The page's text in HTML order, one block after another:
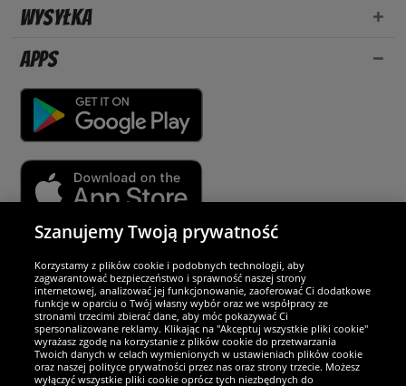
Wysyłka
Apps
Partnerzy i bezpieczeństwo
Jesteśmy wyjątkowi
Szanujemy Twoją prywatność
Korzystamy z plików cookie i podobnych technologii, aby
zagwarantować bezpieczeństwo i sprawność naszej strony
internetowej, analizować jej funkcjonowanie, zaoferować Ci dodatkowe
funkcje w oparciu o Twój własny wybór oraz we współpracy ze
stronami trzecimi zbierać dane, aby móc pokazywać Ci
spersonalizowane reklamy. Klikając na "Akceptuj wszystkie pliki cookie"
wyrażasz zgodę na korzystanie z plików cookie do przetwarzania
Twoich danych w celach wymienionych w ustawieniach plików cookie
oraz naszej polityce prywatności przez nas oraz strony trzecie. Możesz
wyłączyć wszystkie pliki cookie oprócz tych niezbędnych do